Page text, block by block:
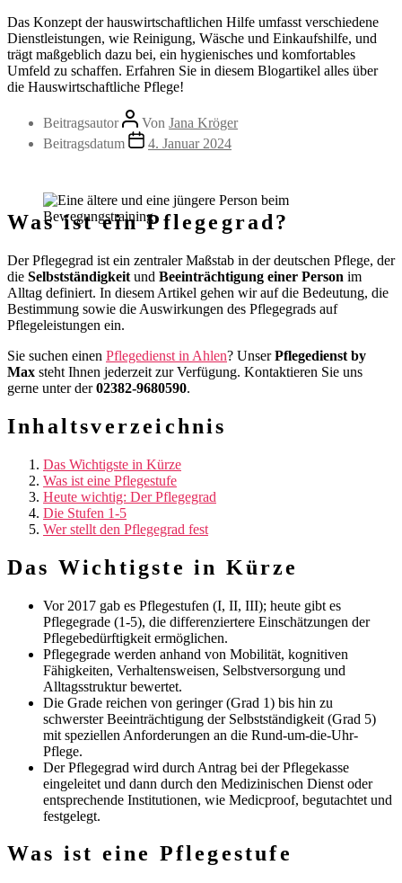
Das Konzept der hauswirtschaftlichen Hilfe umfasst verschiedene
Dienstleistungen, wie Reinigung, Wäsche und Einkaufshilfe, und
trägt maßgeblich dazu bei, ein hygienisches und komfortables
Umfeld zu schaffen. Erfahren Sie in diesem Blogartikel alles über
die Hauswirtschaftliche Pflege!
Beitragsautor Von Jana Kröger
Beitragsdatum
4. Januar 2024
Was ist ein Pflegegrad?
Der Pflegegrad ist ein zentraler Maßstab in der deutschen Pflege, der
die Selbstständigkeit und Beeinträchtigung einer Person im
Alltag definiert. In diesem Artikel gehen wir auf die Bedeutung, die
Bestimmung sowie die Auswirkungen des Pflegegrads auf
Pflegeleistungen ein.
Sie suchen einen Pflegedienst in Ahlen? UnserPflegedienst by
Max steht Ihnen jederzeit zur Verfügung. Kontaktieren Sie uns
gerne unter der02382-9680590.
Inhaltsverzeichnis
Das Wichtigste in Kürze
Was ist eine Pflegestufe
Heute wichtig: Der Pflegegrad
Die Stufen 1-5
Wer stellt den Pflegegrad fest
Das Wichtigste in Kürze
Vor 2017 gab es Pflegestufen (I, II, III); heute gibt es
Pflegegrade (1-5), die differenziertere Einschätzungen der
Pflegebedürftigkeit ermöglichen.
Pflegegrade werden anhand von Mobilität, kognitiven
Fähigkeiten, Verhaltensweisen, Selbstversorgung und
Alltagsstruktur bewertet.
Die Grade reichen von geringer (Grad 1) bis hin zu
schwerster Beeinträchtigung der Selbstständigkeit (Grad 5)
mit speziellen Anforderungen an die Rund-um-die-Uhr-
Pflege.
Der Pflegegrad wird durch Antrag bei der Pflegekasse
eingeleitet und dann durch den Medizinischen Dienst oder
entsprechende Institutionen, wie Medicproof, begutachtet und
festgelegt.
Was ist eine Pflegestufe